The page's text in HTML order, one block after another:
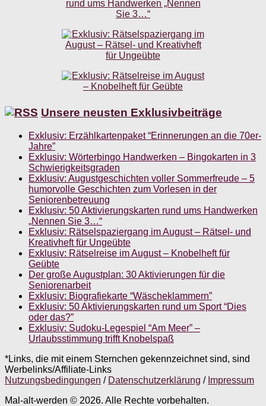
Unsere neusten Exklusivbeiträge
Exklusiv: Erzählkartenpaket “Erinnerungen an die 70er-
Jahre”
Exklusiv: Wörterbingo Handwerken – Bingokarten in 3
Schwierigkeitsgraden
Exklusiv: Augustgeschichten voller Sommerfreude – 5
humorvolle Geschichten zum Vorlesen in der
Seniorenbetreuung
Exklusiv: 50 Aktivierungskarten rund ums Handwerken
„Nennen Sie 3…“
Exklusiv: Rätselspaziergang im August – Rätsel- und
Kreativheft für Ungeübte
Exklusiv: Rätselreise im August – Knobelheft für
Geübte
Der große Augustplan: 30 Aktivierungen für die
Seniorenarbeit
Exklusiv: Biografiekarte “Wäscheklammern”
Exklusiv: 50 Aktivierungskarten rund um Sport “Dies
oder das?”
Exklusiv: Sudoku-Legespiel “Am Meer” –
Urlaubsstimmung trifft Knobelspaß
*Links, die mit einem Sternchen gekennzeichnet sind, sind
Werbelinks/Affiliate-Links
Nutzungsbedingungen / Datenschutzerklärung / Impressum
Mal-alt-werden © 2026. Alle Rechte vorbehalten.